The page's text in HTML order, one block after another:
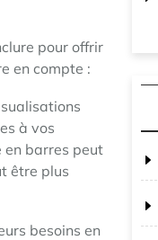
pour offrir
en compte :
à vos
en barres peut
être plus
besoins en